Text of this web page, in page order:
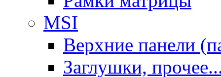
MSI
Верхние панели
Заглушки,